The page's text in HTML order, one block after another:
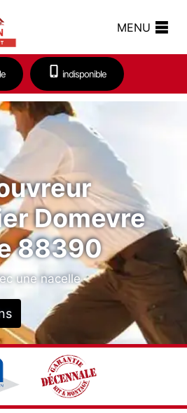
MENU
indisponible
Domevre
88390
une nacelle